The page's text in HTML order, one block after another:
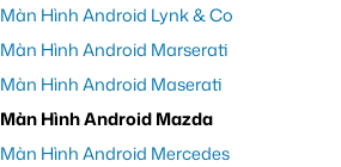
Màn Hình Android Lynk & Co
Màn Hình Android Marserati
Màn Hình Android Maserati
Màn Hình Android Mazda
Màn Hình Android Mercedes